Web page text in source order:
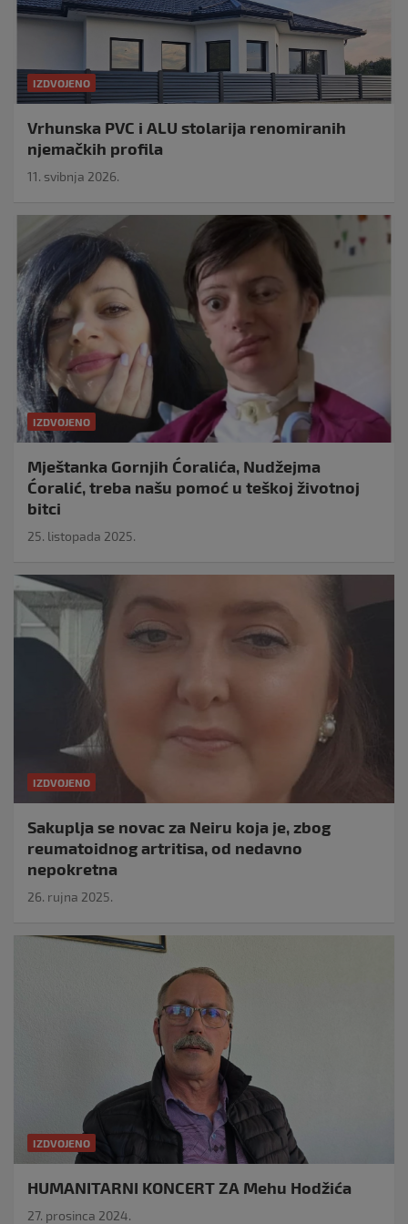
IZDVOJENO
Vrhunska PVC i ALU stolarija renomiranih
njemačkih profila
11. svibnja 2026.
IZDVOJENO
Mještanka Gornjih Ćoralića, Nudžejma
Ćoralić, treba našu pomoć u teškoj životnoj
bitci
25. listopada 2025.
IZDVOJENO
Sakuplja se novac za Neiru koja je, zbog
reumatoidnog artritisa, od nedavno
nepokretna
26. rujna 2025.
IZDVOJENO
HUMANITARNI KONCERT ZA Mehu Hodžića
27. prosinca 2024.